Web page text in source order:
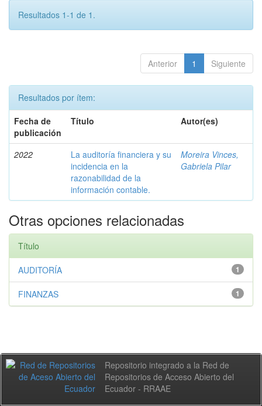
Resultados 1-1 de 1.
Anterior 1 Siguiente
Resultados por ítem:
Fecha de
publicación
Título Autor(es)
2022
La auditoría financiera y su
incidencia en la
razonabilidad de la
información contable.
Moreira Vinces,
Gabriela Pilar
Otras opciones relacionadas
Título
1
AUDITORÍA
1
FINANZAS
Repositorio integrado a la Red de
Repositorios de Acceso Abierto del
Ecuador - RRAAE